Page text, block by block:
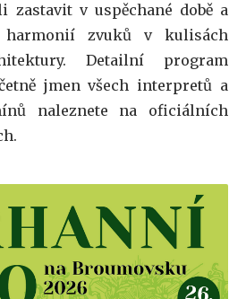
zastavit v uspěchané době a
harmonií zvuků v kulisách
Detailní program
jmen všech interpretů a
naleznete na oficiálních